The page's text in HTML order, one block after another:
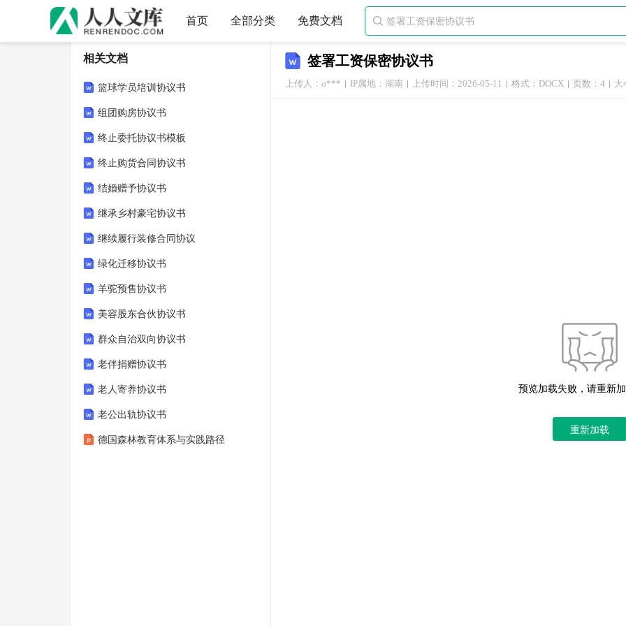
首页 全部分类 免费文档 
签署工资保密协议书
上传人：o*** IP属地：湖南 上传时间：2026-05-11 格式：DOCX 页数：4 大
预览加载失败，请重新
重新加载
相关文档
篮球学员培训协议书
组团购房协议书
终止委托协议书模板
终止购货合同协议书
结婚赠予协议书
继承乡村豪宅协议书
继续履行装修合同协议
绿化迁移协议书
羊驼预售协议书
美容股东合伙协议书
群众自治双向协议书
老伴捐赠协议书
老人寄养协议书
老公出轨协议书
德国森林教育体系与实践路径